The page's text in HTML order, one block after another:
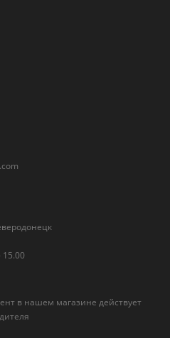
15.00
в нашем магазине действует